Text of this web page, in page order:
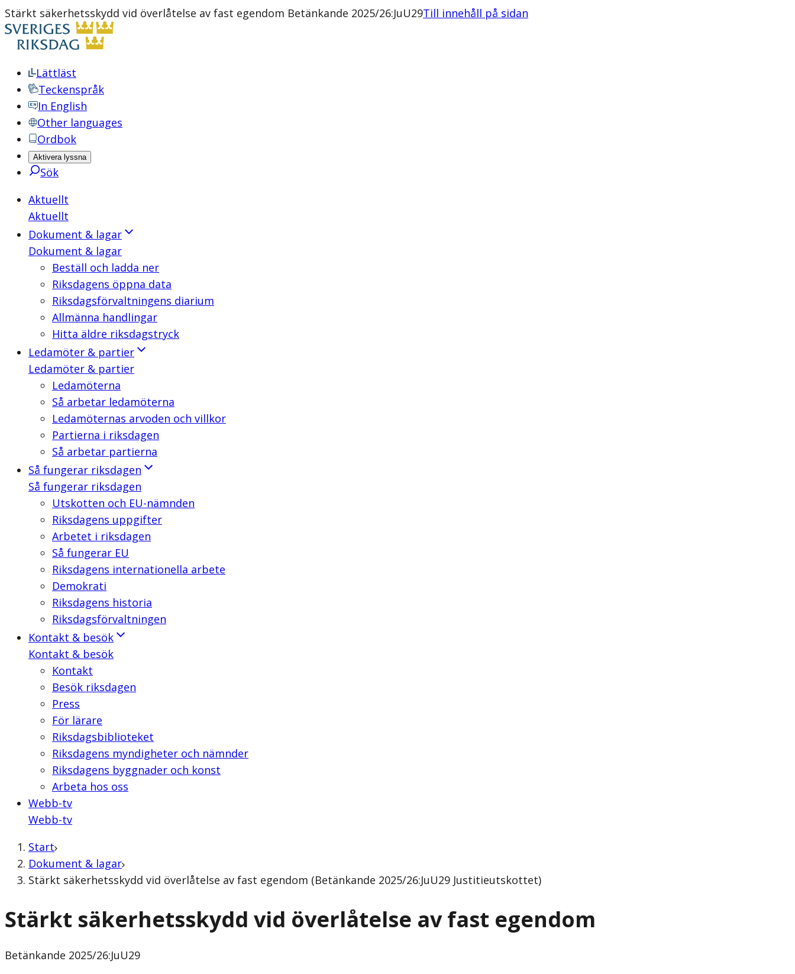
Stärkt säkerhetsskydd vid överlåtelse av fast egendom Betänkande 2025/26:JuU29Till innehåll på sidan
Lättläst
Teckenspråk
In English
Other languages
Ordbok
Aktivera lyssna
Sök
Aktuellt
Aktuellt
Dokument & lagar
Dokument & lagar
Beställ och ladda ner
Riksdagens öppna data
Riksdagsförvaltningens diarium
Allmänna handlingar
Hitta äldre riksdagstryck
Ledamöter & partier
Ledamöter & partier
Ledamöterna
Så arbetar ledamöterna
Ledamöternas arvoden och villkor
Partierna i riksdagen
Så arbetar partierna
Så fungerar riksdagen
Så fungerar riksdagen
Utskotten och EU-nämnden
Riksdagens uppgifter
Arbetet i riksdagen
Så fungerar EU
Riksdagens internationella arbete
Demokrati
Riksdagens historia
Riksdagsförvaltningen
Kontakt & besök
Kontakt & besök
Kontakt
Besök riksdagen
Press
För lärare
Riksdagsbiblioteket
Riksdagens myndigheter och nämnder
Riksdagens byggnader och konst
Arbeta hos oss
Webb-tv
Webb-tv
Start
Dokument & lagar
Stärkt säkerhetsskydd vid överlåtelse av fast egendom (Betänkande 2025/26:JuU29 Justitieutskottet)
Stärkt säkerhetsskydd vid överlåtelse av fast egendom
Betänkande 2025/26:JuU29